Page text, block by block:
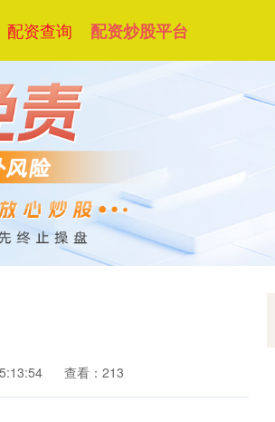
配资查询 配资炒股平台
查看：213